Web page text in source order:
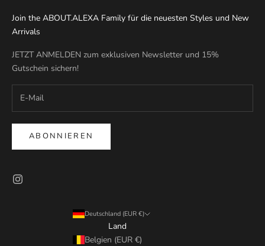
Join the ABOUT.ALEXA Family für die neuesten Styles und New
Arrivals
JETZT ANMELDEN zum exklusiven Newsletter und 15%
Gutschein sichern!
ABONNIEREN
Deutschland (EUR €)
Land
Belgien (EUR €)